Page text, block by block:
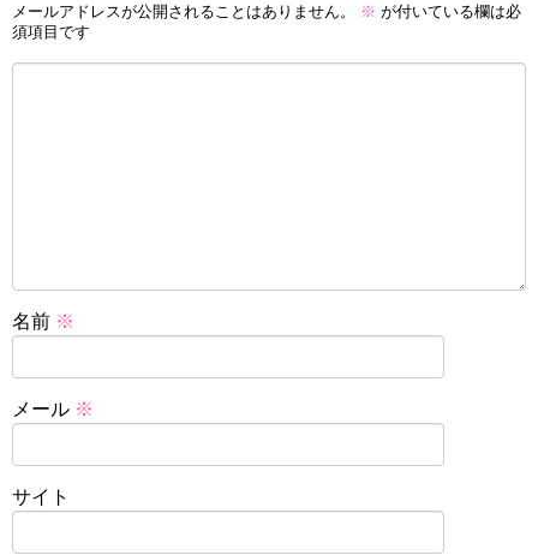
メールアドレスが公開されることはありません。 ※ が付いている欄は必
須項目です
名前 ※
メール ※
サイト